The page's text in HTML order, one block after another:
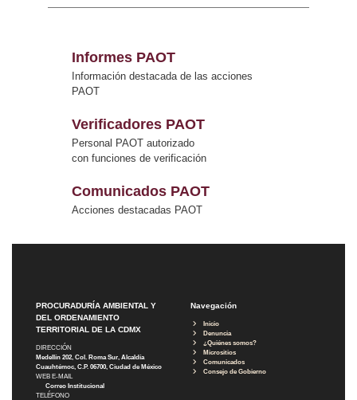
Informes PAOT
Información destacada de las acciones
PAOT
Verificadores PAOT
Personal PAOT autorizado
con funciones de verificación
Comunicados PAOT
Acciones destacadas PAOT
PROCURADURÍA AMBIENTAL Y
DEL ORDENAMIENTO
TERRITORIAL DE LA CDMX
DIRECCIÓN
Medellín 202, Col. Roma Sur, Alcaldía
Cuauhtémoc, C.P. 06700, Ciudad de México
WEB E-MAIL
Correo Institucional
TELÉFONO
Navegación
Inicio
Denuncia
¿Quiénes somos?
Micrositios
Comunicados
Consejo de Gobierno